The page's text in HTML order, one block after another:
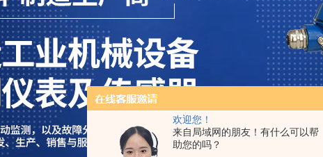
欢迎您！
来自局域网的朋友！有什么可以帮
助您的吗？